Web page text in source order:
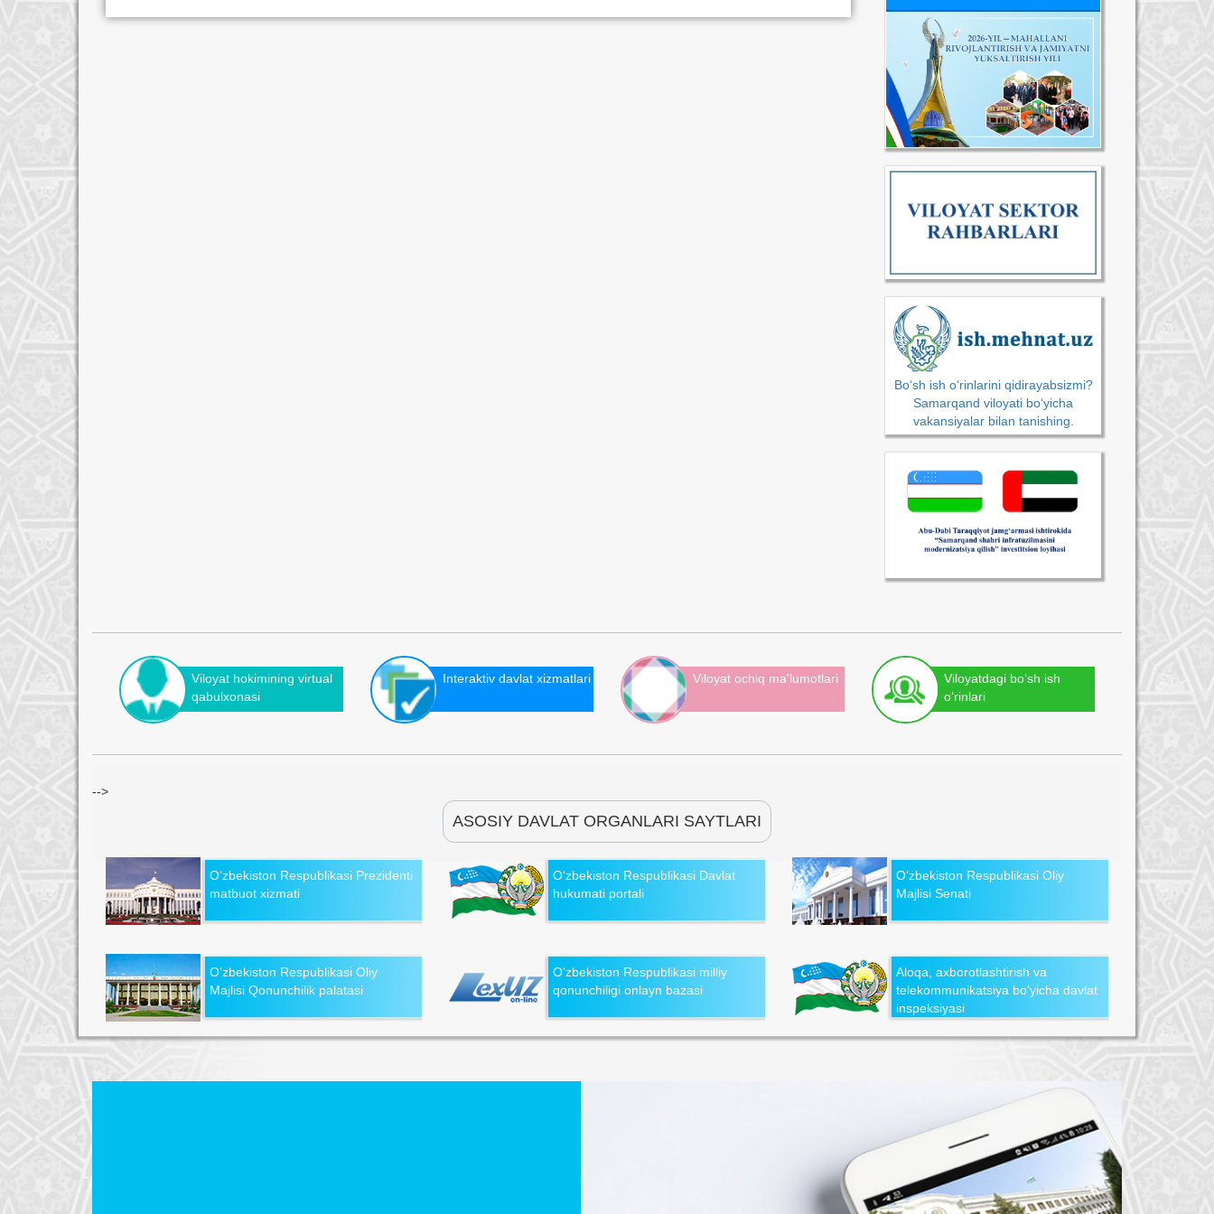
Bo‘sh ish o‘rinlarini qidirayabsizmi?
Samarqand viloyati bo‘yicha
vakansiyalar bilan tanishing.
Viloyat hokimining virtual
qabulxonasi
Interaktiv davlat xizmatlari Viloyat ochiq ma'lumotlari
Viloyatdagi bo‘sh ish
o‘rinlari
-->
ASOSIY DAVLAT ORGANLARI SAYTLARI
O‘zbekiston Respublikasi Prezidenti
matbuot xizmati
O‘zbekiston Respublikasi Davlat
hukumati portali
O‘zbekiston Respublikasi Oliy
Majlisi Senati
O‘zbekiston Respublikasi Oliy
Majlisi Qonunchilik palatasi
O‘zbekiston Respublikasi milliy
qonunchiligi onlayn bazasi
Aloqa, axborotlashtirish va
telekommunikatsiya bo‘yicha davlat
inspeksiyasi